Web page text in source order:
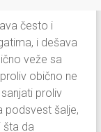
često i
i dešava
veže sa
obično ne
proliv
podsvest šalje,
šta da